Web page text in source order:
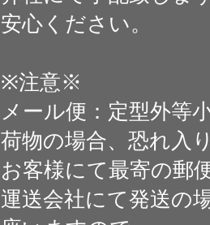
安心ください。
※注意※
メール便：定型外等
荷物の場合、恐れ入
お客様にて最寄の郵
運送会社にて発送の